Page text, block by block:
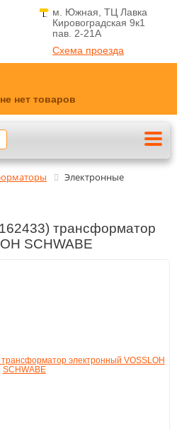
м. Южная, ТЦ Лавка
Кировоградская 9к1
пав. 2-21A
Схема проезда
нет товаров
Электронные
трансформатор
SCHWABE